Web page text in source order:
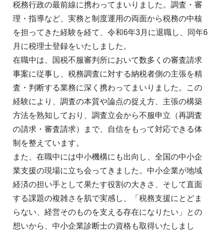
税務行政の最前線に携わってまいりました。調査・審
理・指導など、実務と制度運用の両面から税務の中核
を担ってきた経験を経て、令和6年3月に退職し、同年6
月に税理士登録をいたしました。
在職中は、国税不服審判所において数多くの審査請求
事案に従事し、税務調査に対する納税者側の主張を精
査・判断する業務に深く携わってまいりました。この
経験により、調査の本質や論点の捉え方、主張の構築
方法を熟知しており、調査立会から不服申立（再調査
の請求・審査請求）まで、自信をもって対応できる体
制を整えています。
また、在職中には中小機構にも出向し、全国の中小企
業支援の現場に立ち会ってきました。中小企業が地域
経済の担い手として果たす役割の大きさ、そして直面
する課題の複雑さを肌で実感し、「税務支援にとどま
らない、経営そのものを支える存在になりたい」との
想いから、中小企業診断士の資格も取得いたしまし